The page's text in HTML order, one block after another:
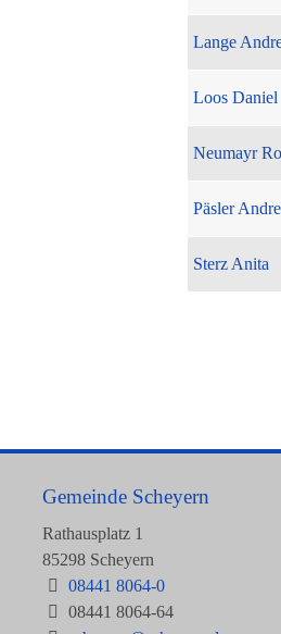
Lange
Loos Daniel
Neumayr
Päsler
Sterz Anita
Gemeinde Scheyern
Rathausplatz 1
85298 Scheyern
08441 8064-0
08441 8064-64